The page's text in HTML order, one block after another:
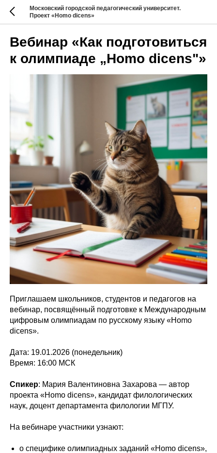
Московский городской педагогический университет.
Проект «Homo dicens»
Вебинар «Как подготовиться
к олимпиаде „Homo dicens"»
Приглашаем школьников, студентов и педагогов на
вебинар, посвящённый подготовке к Международным
цифровым олимпиадам по русскому языку «Homo
dicens».
Дата: 19.01.2026 (понедельник)
Время: 16:00 МСК
Спикер: Мария Валентиновна Захарова — автор
проекта «Homo dicens», кандидат филологических
наук, доцент департамента филологии МГПУ.
На вебинаре участники узнают:
о специфике олимпиадных заданий «Homo dicens»,